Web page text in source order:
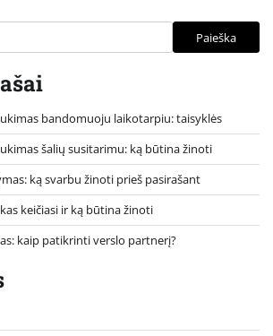
Paieška
bandomuoju laikotarpiu: taisyklės
šalių susitarimu: ką būtina žinoti
ką svarbu žinoti prieš pasirašant
keičiasi ir ką būtina žinoti
kaip patikrinti verslo partnerį?